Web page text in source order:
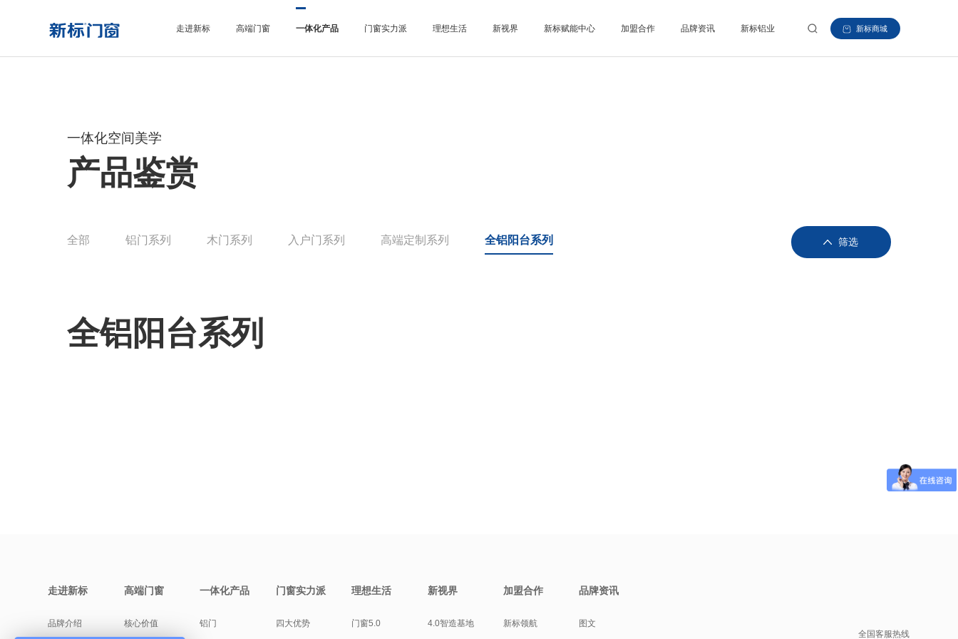
新标商城
走进新标 高端门窗 一体化产品 门窗实力派 理想生活 新视界 新标赋能中心 加盟合作 品牌资讯 新标铝业
一体化空间美学
产品鉴赏
全部 铝门系列 木门系列 入户门系列 高端定制系列 全铝阳台系列 筛选
全铝阳台系列
走进新标
品牌介绍
高端门窗
核心价值
一体化产品
铝门
门窗实力派
四大优势
理想生活
门窗5.0
新视界
4.0智造基地
加盟合作
新标领航
品牌资讯
图文
全国客服热线